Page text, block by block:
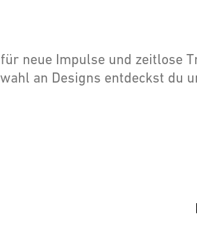
neue Impulse und zeitlose
an Designs entdeckst du